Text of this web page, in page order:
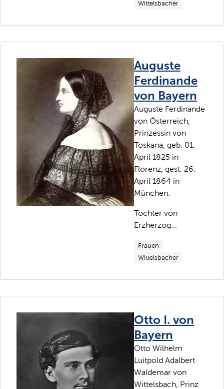
Wittelsbacher
Auguste
Ferdinande
von Bayern
Auguste Ferdinande
von Österreich,
Prinzessin von
Toskana, geb. 01.
April 1825 in
Florenz, gest. 26.
April 1864 in
München.
Tochter von
Erzherzog...
Frauen
Wittelsbacher
Otto I. von
Bayern
Otto Wilhelm
Luitpold Adalbert
Waldemar von
Wittelsbach, Prinz